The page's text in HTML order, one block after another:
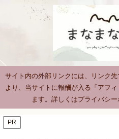
サイト内の外部リンクには、リンク
より、当サイトに報酬が入る「アフ
ます。詳しくはプライバシ
PR